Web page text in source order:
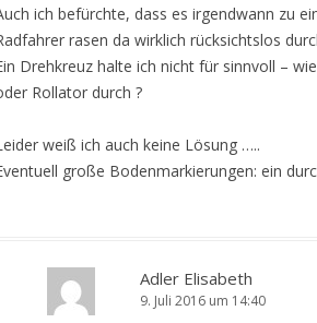
ich befürchte, dass es irgendwann zu
rasen da wirklich rücksichtslos
Drehkreuz halte ich nicht für sinnvoll –
Rollator durch ?
weiß ich auch keine Lösung …..
große Bodenmarkierungen: ein
Adler Elisabeth
9. Juli 2016 um 14:40